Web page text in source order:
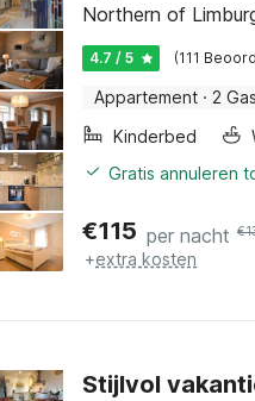
Northern of
4.7 / 5 (111
Appartement · 2
Kinderbed
Gratis annuleren
€115 per nacht €
+extra kosten
Stijlvol